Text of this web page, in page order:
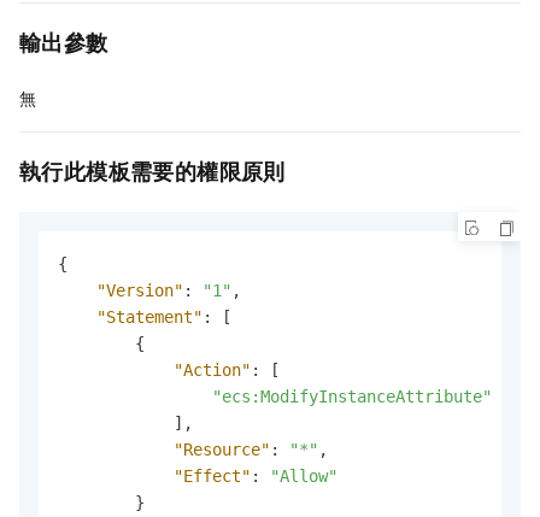
輸出參數
無
執行此模板需要的權限原則
{
"Version" : "1" ,
"Statement" :
[
{
"Action" :
[
"ecs:ModifyInstanceAttribute"
] ,
"Resource" : "*" ,
"Effect" :
"Allow"
}